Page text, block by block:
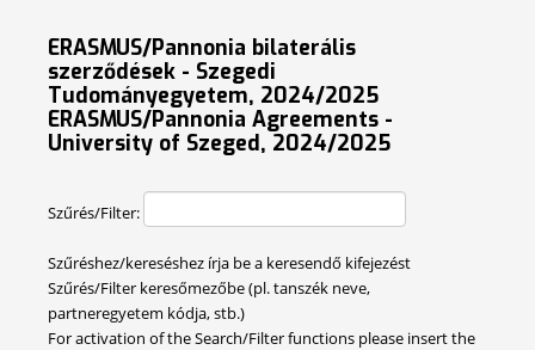
ERASMUS/Pannonia bilaterális
szerződések - Szegedi
Tudományegyetem, 2024/2025
ERASMUS/Pannonia Agreements -
University of Szeged, 2024/2025
Szűrés/Filter:
Szűréshez/kereséshez írja be a keresendő kifejezést
Szűrés/Filter keresőmezőbe (pl. tanszék neve,
partneregyetem kódja, stb.)
For activation of the Search/Filter functions please insert the